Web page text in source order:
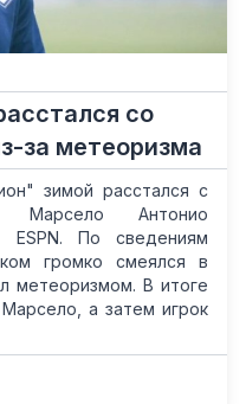
со
за метеоризма
зимой расстался с
Марсело Антонио
По сведениям
громко смеялся в
метеоризмом. В итоге
а затем игрок